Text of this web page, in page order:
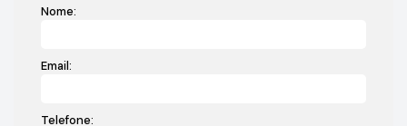
Nome:
Email:
Telefone: